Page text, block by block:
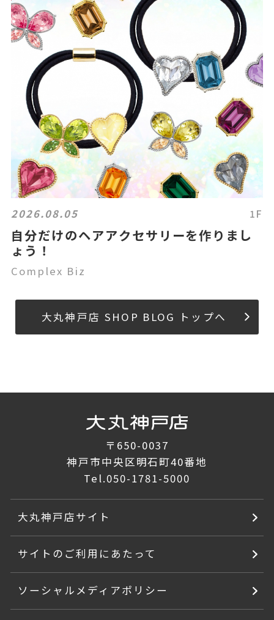
2026.08.05 1F
自分だけのヘアアクセサリーを作りまし
ょう！
Complex Biz
大丸神戸店 SHOP BLOG トップへ
〒650-0037
神戸市中央区明石町40番地
Tel.050-1781-5000
大丸神戸店サイト
サイトのご利用にあたって
ソーシャルメディアポリシー